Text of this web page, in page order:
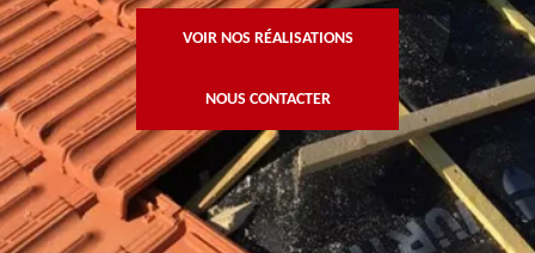
VOIR NOS RÉALISATIONS
NOUS CONTACTER